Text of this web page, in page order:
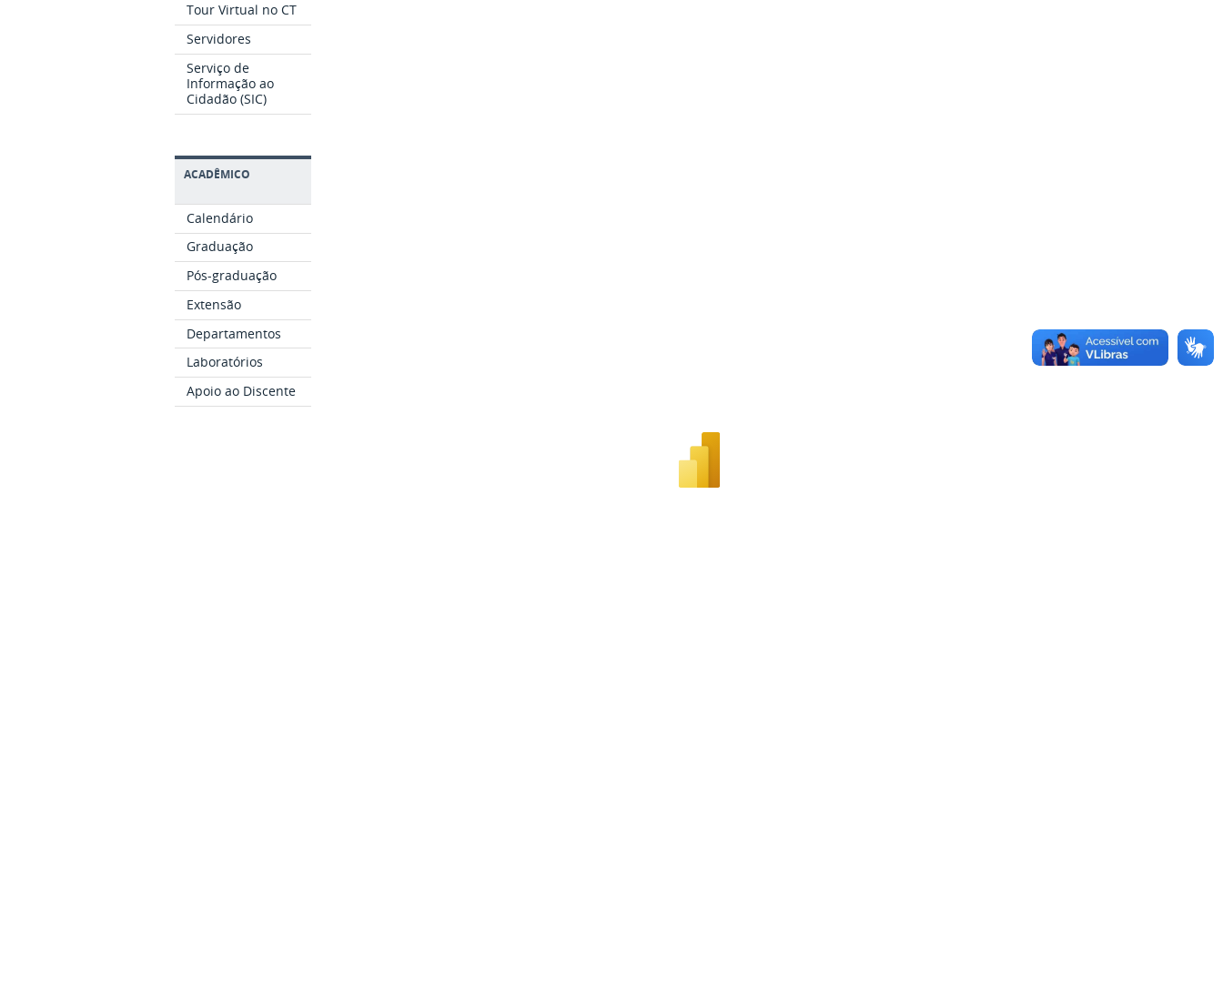
Tour Virtual no CT
Servidores
Serviço de
Informação ao
Cidadão (SIC)
ACADÊMICO
Calendário
Graduação
Pós-graduação
Extensão
Departamentos
Laboratórios
Apoio ao Discente